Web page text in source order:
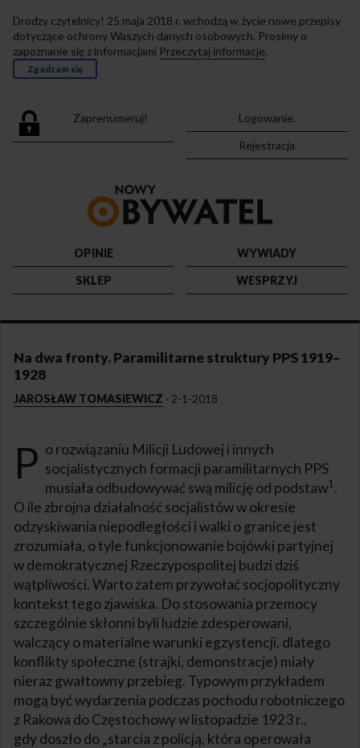
Drodzy czytelnicy! 25 maja 2018 r. wchodzą w życie nowe przepisy
dotyczące ochrony Waszych danych osobowych. Prosimy o
zapoznanie się z informacjami Przeczytaj informacje.
Zgadzam się
Zaprenumeruj!
Logowanie.
Rejestracja
strony
OPINIE
WYWIADY
SKLEP
WESPRZYJ
Na dwa fronty. Paramilitarne struktury PPS 1919–
1928
JAROSŁAW TOMASIEWICZ · 2-1-2018
P o rozwiązaniu Milicji Ludowej i innych
socjalistycznych formacji paramilitarnych PPS
musiała odbudowywać swą milicję od podstaw1.
O ile zbrojna działalność socjalistów w okresie
odzyskiwania niepodległości i walki o granice jest
zrozumiała, o tyle funkcjonowanie bojówki partyjnej
w demokratycznej Rzeczypospolitej budzi dziś
wątpliwości. Warto zatem przywołać socjopolityczny
kontekst tego zjawiska. Do stosowania przemocy
szczególnie skłonni byli ludzie zdesperowani,
walczący o materialne warunki egzystencji, dlatego
konflikty społeczne (strajki, demonstracje) miały
nieraz gwałtowny przebieg. Typowym przykładem
mogą być wydarzenia podczas pochodu robotniczego
z Rakowa do Częstochowy w listopadzie 1923 r.,
gdy doszło do „starcia z policją, która operowała